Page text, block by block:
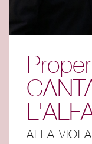
ALLA VIOLA